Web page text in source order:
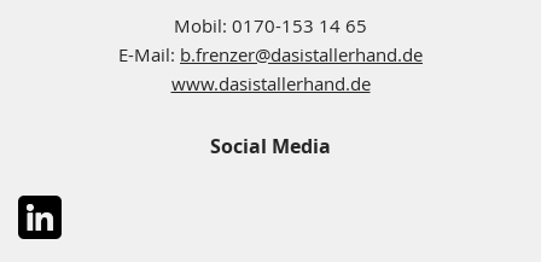
Mobil: 0170-153 14 65
E-Mail: b.frenzer@dasistallerhand.de
www.dasistallerhand.de
Social Media